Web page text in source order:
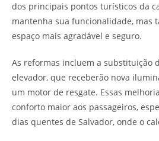
dos principais pontos turísticos da
mantenha sua funcionalidade, mas
espaço mais agradável e seguro.
As reformas incluem a substituição
elevador, que receberão nova
um motor de resgate. Essas
conforto maior aos passageiros,
dias quentes de Salvador, onde o